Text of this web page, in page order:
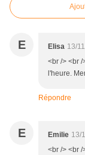
E Elisa 13/
<br /> <br
l'heure.
Répondre
E Emilie 13/
<br /> <br